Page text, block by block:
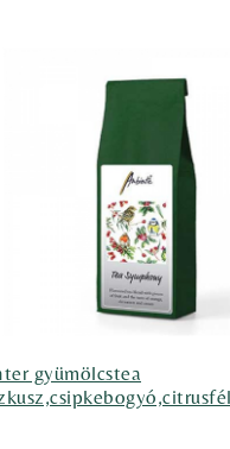
gyümölcstea